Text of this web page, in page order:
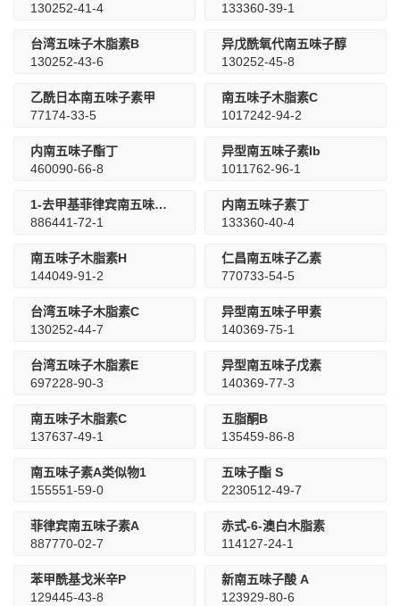
130252-41-4
133360-39-1
台湾五味子木脂素B
130252-43-6
异戊酰氧代南五味子醇
130252-45-8
乙酰日本南五味子素甲
77174-33-5
南五味子木脂素C
1017242-94-2
内南五味子酯丁
460090-66-8
异型南五味子素Ib
1011762-96-1
1-去甲基菲律宾南五味子素A
886441-72-1
内南五味子素丁
133360-40-4
南五味子木脂素H
144049-91-2
仁昌南五味子乙素
770733-54-5
台湾五味子木脂素C
130252-44-7
异型南五味子甲素
140369-75-1
台湾五味子木脂素E
697228-90-3
异型南五味子戊素
140369-77-3
南五味子木脂素C
137637-49-1
五脂酮B
135459-86-8
南五味子素A类似物1
155551-59-0
五味子酯 S
2230512-49-7
菲律宾南五味子素A
887770-02-7
赤式-6-澳白木脂素
114127-24-1
苯甲酰基戈米辛P
129445-43-8
新南五味子酸 A
123929-80-6